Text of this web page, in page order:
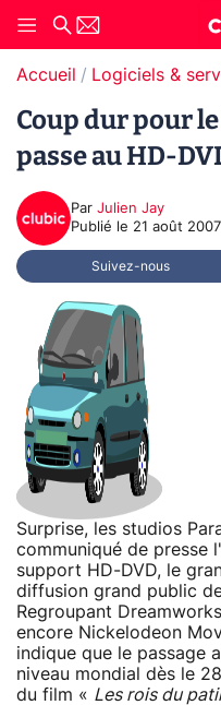
Accueil Logiciels &
Coup dur pour
passe au HD-
Par Julien Jay
Publié le 21 août
Suivez-nous
Surprise, les studios
communiqué de presse
support HD-DVD, le
diffusion grand public
Regroupant
encore Nickelodeon
indique que le passage
niveau mondial dès le
du film « Les rois du